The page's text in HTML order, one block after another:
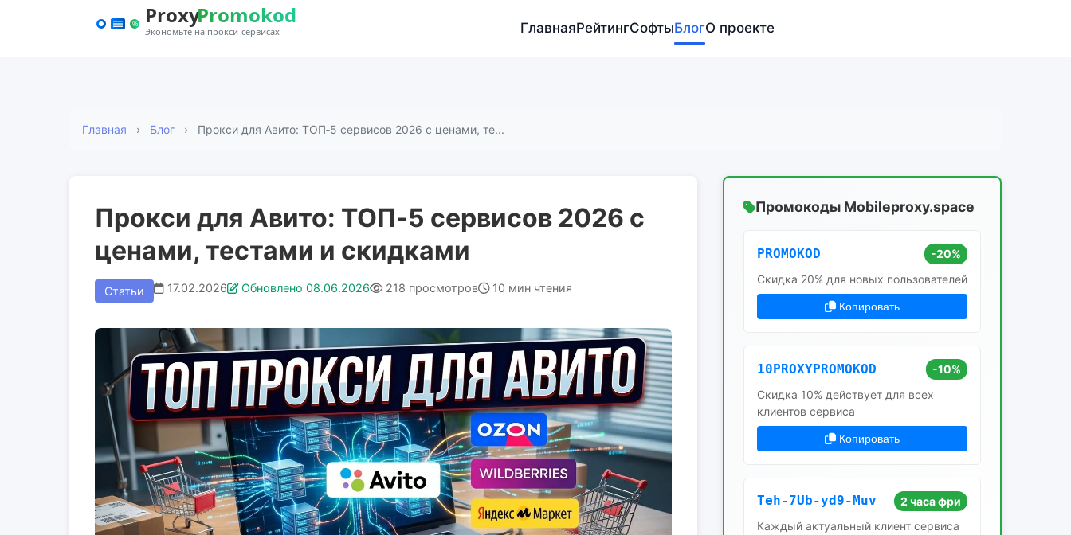
ГлавнаяРейтингСофтыБлогО проекте
Главная Блог Прокси для Авито: ТОП‑5 сервисов 2026 с ценами, те...
Прокси для Авито: ТОП‑5 сервисов 2026 с
ценами, тестами и скидками
Статьи 17.02.2026 Обновлено 08.06.2026 218 просмотров 10 мин чтения
Промокоды Mobileproxy.space
PROMOKOD
-20%
Скидка 20% для новых пользователей
Копировать
10PROXYPROMOKOD
-10%
Скидка 10% действует для всех
клиентов сервиса
Копировать
Teh-7Ub-yd9-Muv
2 часа фри
Каждый актуальный клиент сервиса